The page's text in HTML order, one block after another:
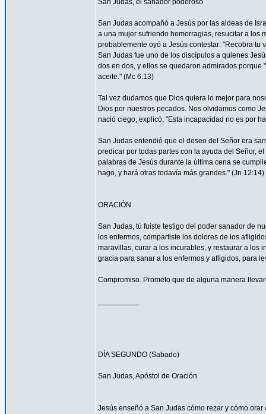
San Judas, el sanador poderoso
San Judas acompañó a Jesús por las aldeas de
a una mujer sufriendo hemorragias, resucitar a los
probablemente oyó a Jesús contestar: "Recobra tu
San Judas fue uno de los discípulos a quienes
dos en dos, y ellos se quedaron admirados
aceite." (Mc 6:13)
Tal vez dudamos que Dios quiera lo mejor para
Dios por nuestros pecados. Nos olvidamos como
nació ciego, explicó, "Esta incapacidad no es por
San Judas entendió que el deseo del Señor era
predicar por todas partes con la ayuda del Señor,
palabras de Jesús durante la última cena se
hago, y hará otras todavía más grandes." (Jn 12:14)
ORACIÓN
San Judas, tú fuiste testigo del poder sanador de
los enfermos, compartiste los dolores de los
maravillas, curar a los incurables, y restaurar a los
gracia para sanar a los enfermos y afligidos, para
Compromiso. Prometo que de alguna manera
DÍA SEGUNDO (Sabado)
San Judas, Apóstol de Oración
Jesús enseñó a San Judas cómo rezar y cómo